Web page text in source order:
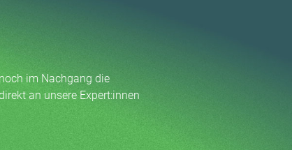
im Nachgang die
an unsere Expert:innen